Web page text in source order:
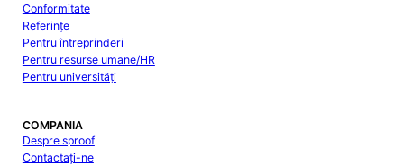
Conformitate
Referințe
Pentru întreprinderi
Pentru resurse umane/HR
Pentru universități
COMPANIA
Despre sproof
Contactați-ne